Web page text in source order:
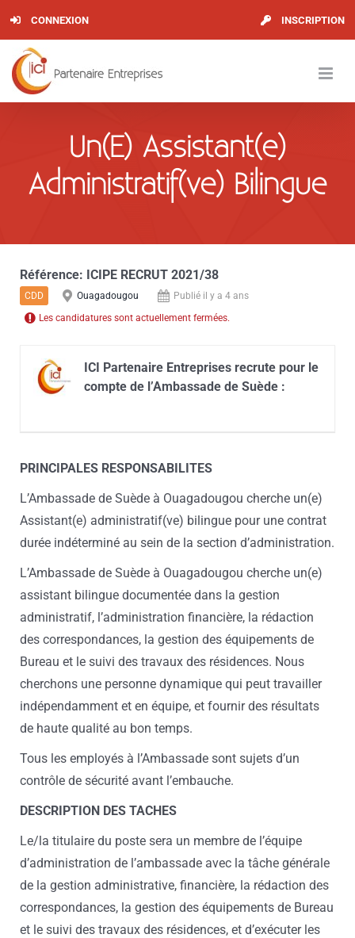
content
CONNEXION INSCRIPTION
Un(E) Assistant(e)
Administratif(ve) Bilingue
Référence: ICIPE RECRUT 2021/38
CDD Ouagadougou
Publié il y a 4 ans
Les candidatures sont actuellement fermées.
ICI Partenaire Entreprises recrute pour le
compte de l’Ambassade de Suède :
PRINCIPALES RESPONSABILITES
L’Ambassade de Suède à Ouagadougou cherche un(e)
Assistant(e) administratif(ve) bilingue pour une contrat
durée indéterminé au sein de la section d’administration.
L’Ambassade de Suède à Ouagadougou cherche un(e)
assistant bilingue documentée dans la gestion
administratif, l’administration financière, la rédaction
des correspondances, la gestion des équipements de
Bureau et le suivi des travaux des résidences. Nous
cherchons une personne dynamique qui peut travailler
indépendamment et en équipe, et fournir des résultats
de haute qualité au bon temps.
Tous les employés à l’Ambassade sont sujets d’un
contrôle de sécurité avant l’embauche.
DESCRIPTION DES TACHES
Le/la titulaire du poste sera un membre de l’équipe
d’administration de l’ambassade avec la tâche générale
de la gestion administrative, financière, la rédaction des
correspondances, la gestion des équipements de Bureau
et le suivi des travaux des résidences, et d’exécuter les